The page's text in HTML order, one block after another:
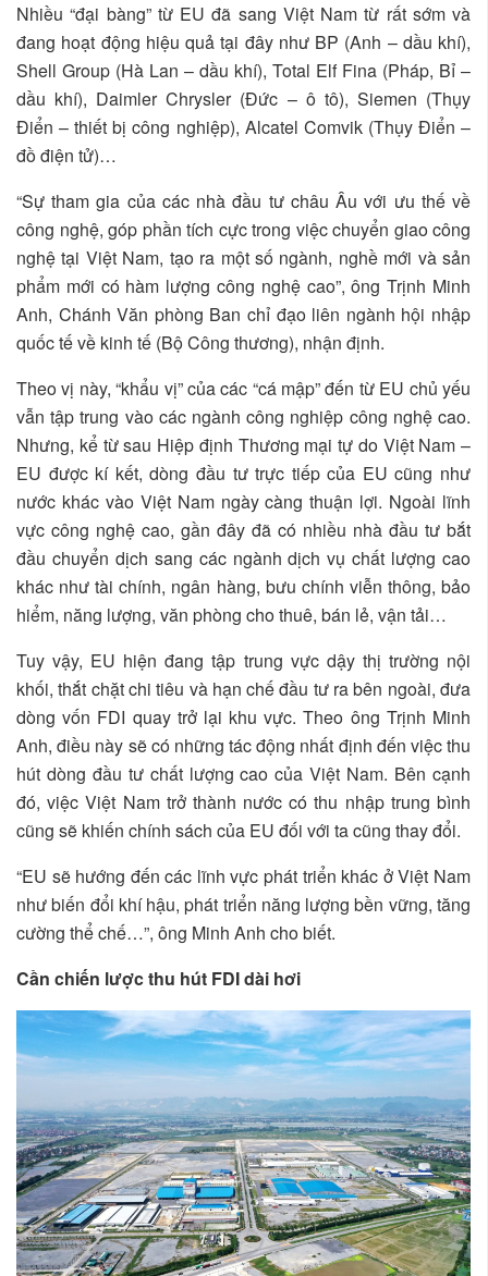
Nhiều “đại bàng” từ EU đã sang Việt Nam từ rất sớm và
đang hoạt động hiệu quả tại đây như BP (Anh – dầu khí),
Shell Group (Hà Lan – dầu khí), Total Elf Fina (Pháp, Bỉ –
dầu khí), Daimler Chrysler (Đức – ô tô), Siemen (Thụy
Điển – thiết bị công nghiệp), Alcatel Comvik (Thụy Điển –
đồ điện tử)…
“Sự tham gia của các nhà đầu tư châu Âu với ưu thế về
công nghệ, góp phần tích cực trong việc chuyển giao công
nghệ tại Việt Nam, tạo ra một số ngành, nghề mới và sản
phẩm mới có hàm lượng công nghệ cao”, ông Trịnh Minh
Anh, Chánh Văn phòng Ban chỉ đạo liên ngành hội nhập
quốc tế về kinh tế (Bộ Công thương), nhận định.
Theo vị này, “khẩu vị” của các “cá mập” đến từ EU chủ yếu
vẫn tập trung vào các ngành công nghiệp công nghệ cao.
Nhưng, kể từ sau Hiệp định Thương mại tự do Việt Nam –
EU được kí kết, dòng đầu tư trực tiếp của EU cũng như
nước khác vào Việt Nam ngày càng thuận lợi. Ngoài lĩnh
vực công nghệ cao, gần đây đã có nhiều nhà đầu tư bắt
đầu chuyển dịch sang các ngành dịch vụ chất lượng cao
khác như tài chính, ngân hàng, bưu chính viễn thông, bảo
hiểm, năng lượng, văn phòng cho thuê, bán lẻ, vận tải…
Tuy vậy, EU hiện đang tập trung vực dậy thị trường nội
khối, thắt chặt chi tiêu và hạn chế đầu tư ra bên ngoài, đưa
dòng vốn FDI quay trở lại khu vực. Theo ông Trịnh Minh
Anh, điều này sẽ có những tác động nhất định đến việc thu
hút dòng đầu tư chất lượng cao của Việt Nam. Bên cạnh
đó, việc Việt Nam trở thành nước có thu nhập trung bình
cũng sẽ khiến chính sách của EU đối với ta cũng thay đổi.
“EU sẽ hướng đến các lĩnh vực phát triển khác ở Việt Nam
như biến đổi khí hậu, phát triển năng lượng bền vững, tăng
cường thể chế…”, ông Minh Anh cho biết.
Cần chiến lược thu hút FDI dài hơi